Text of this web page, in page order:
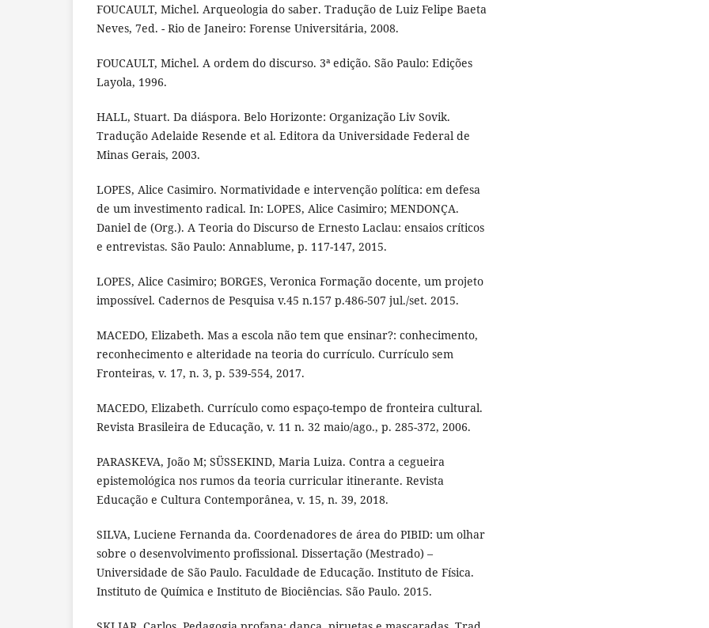
FOUCAULT, Michel. Arqueologia do saber. Tradução de Luiz Felipe Baeta
Neves, 7ed. - Rio de Janeiro: Forense Universitária, 2008.
FOUCAULT, Michel. A ordem do discurso. 3ª edição. São Paulo: Edições
Layola, 1996.
HALL, Stuart. Da diáspora. Belo Horizonte: Organização Liv Sovik.
Tradução Adelaide Resende et al. Editora da Universidade Federal de
Minas Gerais, 2003.
LOPES, Alice Casimiro. Normatividade e intervenção política: em defesa
de um investimento radical. In: LOPES, Alice Casimiro; MENDONÇA.
Daniel de (Org.). A Teoria do Discurso de Ernesto Laclau: ensaios críticos
e entrevistas. São Paulo: Annablume, p. 117-147, 2015.
LOPES, Alice Casimiro; BORGES, Veronica Formação docente, um projeto
impossível. Cadernos de Pesquisa v.45 n.157 p.486-507 jul./set. 2015.
MACEDO, Elizabeth. Mas a escola não tem que ensinar?: conhecimento,
reconhecimento e alteridade na teoria do currículo. Currículo sem
Fronteiras, v. 17, n. 3, p. 539-554, 2017.
MACEDO, Elizabeth. Currículo como espaço-tempo de fronteira cultural.
Revista Brasileira de Educação, v. 11 n. 32 maio/ago., p. 285-372, 2006.
PARASKEVA, João M; SÜSSEKIND, Maria Luiza. Contra a cegueira
epistemológica nos rumos da teoria curricular itinerante. Revista
Educação e Cultura Contemporânea, v. 15, n. 39, 2018.
SILVA, Luciene Fernanda da. Coordenadores de área do PIBID: um olhar
sobre o desenvolvimento profissional. Dissertação (Mestrado) –
Universidade de São Paulo. Faculdade de Educação. Instituto de Física.
Instituto de Química e Instituto de Biociências. São Paulo. 2015.